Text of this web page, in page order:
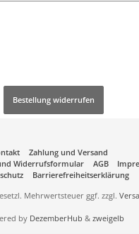
Bestellung widerrufen
Zahlung und Versand
Widerrufsformular
AGB
Barrierefreiheitserklärung
Mehrwertsteuer ggf. zzgl.
by DezemberHub & zweigelb